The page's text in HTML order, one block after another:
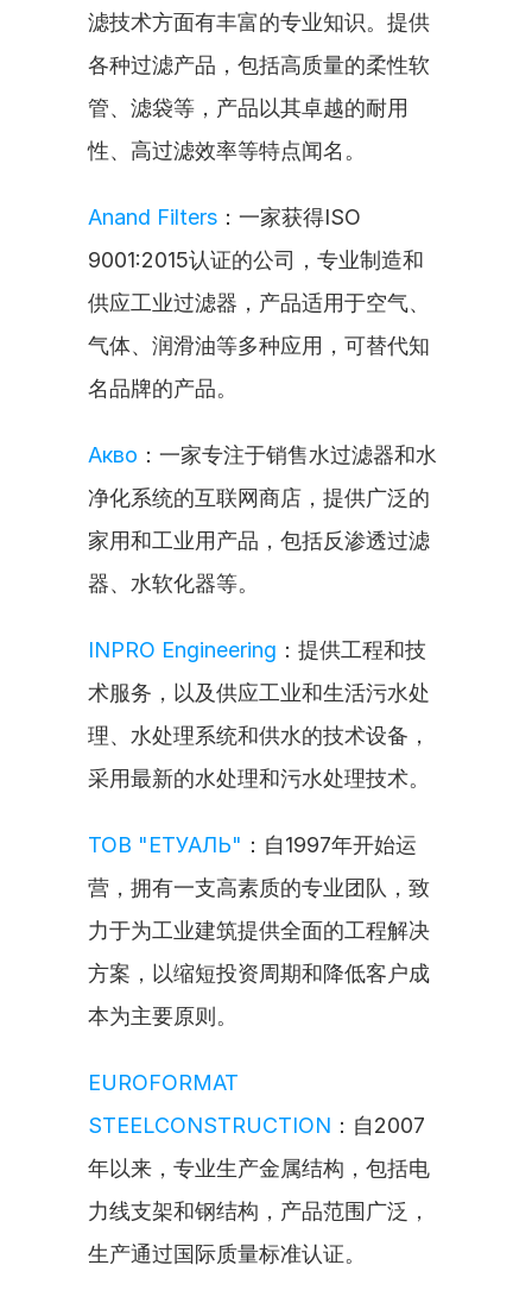
滤技术方面有丰富的专业知识。提供
各种过滤产品，包括高质量的柔性软
管、滤袋等，产品以其卓越的耐用
性、高过滤效率等特点闻名。
Anand Filters ：一家获得ISO
9001:2015认证的公司，专业制造和
供应工业过滤器，产品适用于空气、
气体、润滑油等多种应用，可替代知
名品牌的产品。
Акво ：一家专注于销售水过滤器和水
净化系统的互联网商店，提供广泛的
家用和工业用产品，包括反渗透过滤
器、水软化器等。
INPRO Engineering ：提供工程和技
术服务，以及供应工业和生活污水处
理、水处理系统和供水的技术设备，
采用最新的水处理和污水处理技术。
ТОВ "ЕТУАЛЬ" ：自1997年开始运
营，拥有一支高素质的专业团队，致
力于为工业建筑提供全面的工程解决
方案，以缩短投资周期和降低客户成
本为主要原则。
EUROFORMAT
STEELCONSTRUCTION ：自2007
年以来，专业生产金属结构，包括电
力线支架和钢结构，产品范围广泛，
生产通过国际质量标准认证。